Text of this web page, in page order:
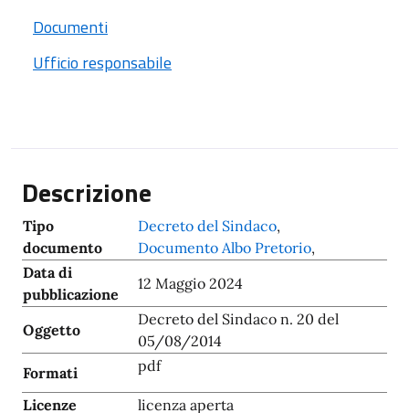
Documenti
Ufficio responsabile
Descrizione
Tipo
documento
Decreto del Sindaco,
Documento Albo Pretorio,
Data di
pubblicazione
12 Maggio 2024
Oggetto
Decreto del Sindaco n. 20 del
05/08/2014
Formati
pdf
Licenze licenza aperta